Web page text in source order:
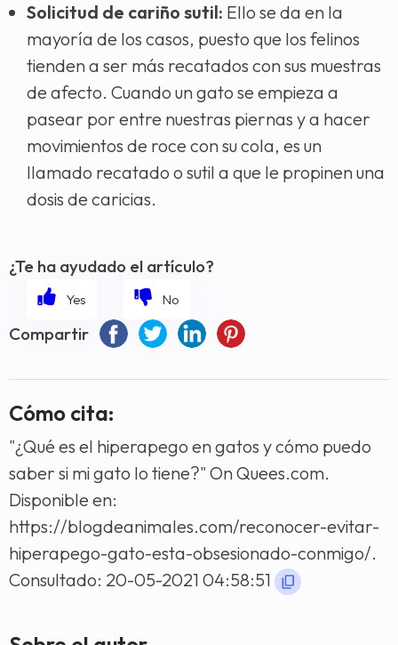
Solicitud de cariño sutil: Ello se da en la
mayoría de los casos, puesto que los felinos
tienden a ser más recatados con sus muestras
de afecto. Cuando un gato se empieza a
pasear por entre nuestras piernas y a hacer
movimientos de roce con su cola, es un
llamado recatado o sutil a que le propinen una
dosis de caricias.
¿Te ha ayudado el artículo?
Compartir
Cómo cita:
"¿Qué es el hiperapego en gatos y cómo puedo
saber si mi gato lo tiene?" On Quees.com.
Disponible en:
https://blogdeanimales.com/reconocer-evitar-
hiperapego-gato-esta-obsesionado-conmigo/.
Consultado: 20-05-2021 04:58:51